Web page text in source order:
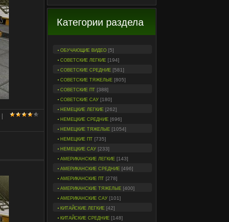
Категории раздела
ОБУЧАЮЩИЕ ВИДЕО [5]
СОВЕТСКИЕ ЛЕГКИЕ [194]
СОВЕТСКИЕ СРЕДНИЕ [581]
СОВЕТСКИЕ ТЯЖЕЛЫЕ [805]
СОВЕТСКИЕ ПТ [388]
СОВЕТСКИЕ САУ [180]
НЕМЕЦКИЕ ЛЕГКИЕ [262]
НЕМЕЦКИЕ СРЕДНИЕ [696]
НЕМЕЦКИЕ ТЯЖЕЛЫЕ [1054]
НЕМЕЦКИЕ ПТ [735]
НЕМЕЦКИЕ САУ [233]
АМЕРИКАНСКИЕ ЛЕГКИЕ [143]
АМЕРИКАНСКИЕ СРЕДНИЕ [496]
АМЕРИКАНСКИЕ ПТ [278]
АМЕРИКАНСКИЕ ТЯЖЕЛЫЕ [400]
АМЕРИКАНСКИЕ САУ [101]
КИТАЙСКИЕ ЛЕГКИЕ [42]
КИТАЙСКИЕ СРЕДНИЕ [148]